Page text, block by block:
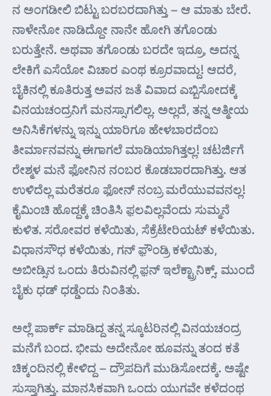
ನ ಅಂಗಡೀಲಿ ಬಿಟ್ಟು ಬರಬರದಾಗಿತ್ತು – ಆ ಮಾತು ಬೇರೆ.
ನಾಳೇನೋ ನಾಡಿದ್ದೋ ನಾನೇ ಹೋಗಿ ತಗೊಂಡು
ಬರುತ್ತೇನೆ. ಅಥವಾ ತಗೊಂಡು ಬರದೇ ಇದ್ರೂ, ಅದನ್ನ
ಲೇಕಿಗೆ ಎಸೆಯೋ ವಿಚಾರ ಎಂಥ ಕ್ರೂರವಾದ್ದು! ಆದರೆ,
ಬೈಕಿನಲ್ಲಿ ಕೂತಿರುತ್ತ ಅವನ ಜತೆ ವಿವಾದ ಎಬ್ಬಿಸೋದಕ್ಕೆ
ವಿನಯಚಂದ್ರನಿಗೆ ಮನಸ್ಸಾಗಲಿಲ್ಲ. ಅಲ್ಲದೆ, ತನ್ನ ಆತ್ಮೀಯ
ಅನಿಸಿಕೆಗಳನ್ನು ಇನ್ನು ಯಾರಿಗೂ ಹೇಳಬಾರದೆಂಬ
ತೀರ್ಮಾನವನ್ನು ಈಗಾಗಲೆ ಮಾಡಿಯಾಗಿತ್ತಲ್ಲ! ಚಟರ್ಜಿಗೆ
ರೇಶ್ಮಳ ಮನೆ ಫೋನಿನ ನಂಬರ ಕೊಡಬಾರದಾಗಿತ್ತು. ಆತ
ಉಳಿದೆಲ್ಲ ಮರೆತರೂ ಫೋನ್ ನಂಬ್ರ ಮರೆಯುವವನಲ್ಲ!
ಕೈಮಿಂಚಿ ಹೊದ್ದಕ್ಕೆ ಚಿಂತಿಸಿ ಫ಼ಲವಿಲ್ಲವೆಂದು ಸುಮ್ಮನೆ
ಕುಳಿತ. ಸರೋವರ ಕಳೆಯಿತು, ಸೆಕ್ರೆಟೇರಿಯಟ್ ಕಳೆಯಿತು.
ವಿಧಾನಸೌಧ ಕಳೆಯಿತು, ಗನ್ ಫ಼ೌಂಡ್ರಿ ಕಳೆಯಿತು,
ಅಬೀಡ್ಸಿನ ಒಂದು ತಿರುವಿನಲ್ಲಿ ಫ಼ನ್ ಇಲೆಕ್ಟ್ರಾನಿಕ್ಸ್. ಮುಂದೆ
ಬೈಕು ಧಡ್ ಧಡ್ಡೆಂದು ನಿಂತಿತು.
ಅಲ್ಲೆ ಪಾರ್ಕ್ ಮಾಡಿದ್ದ ತನ್ನ ಸ್ಕೂಟರಿನಲ್ಲಿ ವಿನಯಚಂದ್ರ
ಮನೆಗೆ ಬಂದ. ಭೀಮ ಅದೇನೋ ಹೂವನ್ನು ತಂದ ಕತೆ
ಚಿಕ್ಕಂದಿನಲ್ಲಿ ಕೇಳಿದ್ದ – ದ್ರೌಪದಿಗೆ ಮುಡಿಸೋದಕ್ಕೆ. ಅಷ್ಟೇ
ಸುಸ್ತಾಗಿತ್ತು. ಮಾನಸಿಕವಾಗಿ ಒಂದು ಯುಗವೇ ಕಳೆದಂಥ